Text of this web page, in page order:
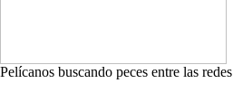
Pelícanos buscando peces entre las redes